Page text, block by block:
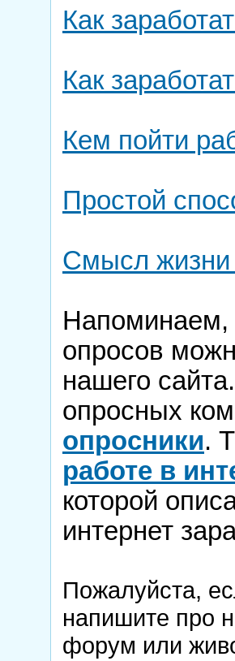
Как
Как
Кем пойти
Простой
Смысл жизни
Напоминаем,
опросов
нашего
опросных
опросники.
работе в
которой
интернет
Пожалуйста,
напишите про
форум или